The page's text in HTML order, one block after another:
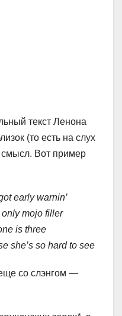
текст Ленона
(то есть на слух
Вот пример
early warnin’
mojo filler
is three
she’s so hard to see
со слэнгом —